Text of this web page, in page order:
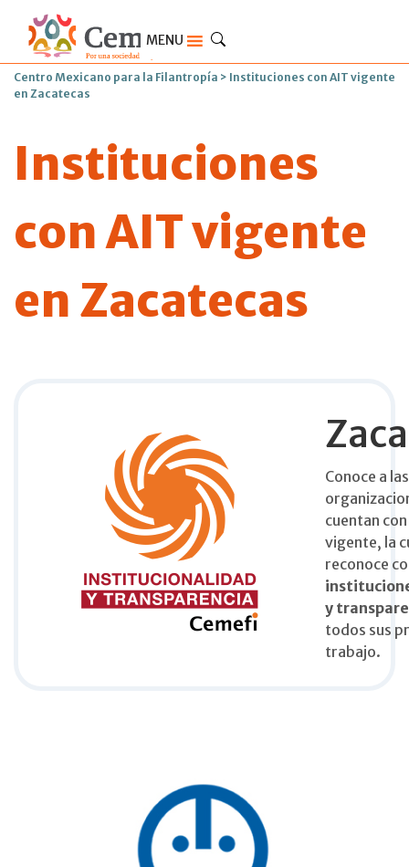
MENU
Centro Mexicano para la Filantropía > Instituciones con AIT vigente
en Zacatecas
Instituciones
con AIT vigente
en Zacatecas
Conoce a las
cuentan
vigente, la
reconoce
y
todos sus
trabajo.